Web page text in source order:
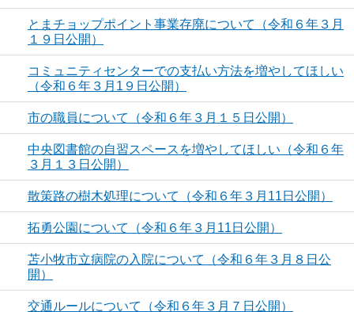
とまチョップポイント事業存廃について（令和６年３月
１９日公開）
コミュニティセンターでの支払い方法を増やしてほしい
（令和６年３月1９日公開）
市の職員について（令和６年３月１５日公開）
中央図書館の自習スペースを増やしてほしい（令和６年
３月１３日公開）
散策路の樹木処理について（令和６年３月11日公開）
拓勇公園について（令和６年３月11日公開）
苫小牧市立病院の入院について（令和６年３月８日公
開）
交通ルールについて（令和６年３月７日公開）